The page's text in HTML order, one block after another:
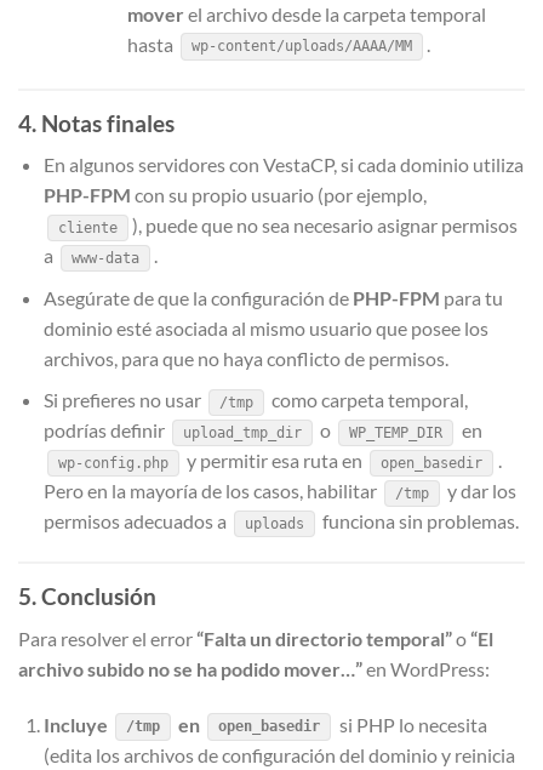
mover el archivo desde la carpeta temporal
hasta
wp-content/uploads/AAAA/MM
4. Notas finales
En algunos servidores con VestaCP, si cada dominio utiliza
PHP-FPM con su propio usuario (por ejemplo,
cliente
), puede que no sea necesario asignar permisos
a
www-data
.
Asegúrate de que la configuración de PHP-FPM para tu
dominio esté asociada al mismo usuario que posee los
archivos, para que no haya conflicto de permisos.
Si prefieres no usar
/tmp
como carpeta temporal,
podrías definir
upload_tmp_dir o WP_TEMP_DIR en
wp-config.php y permitir esa ruta en open_basedir
.
Pero en la mayoría de los casos, habilitar
/tmp
y dar los
permisos adecuados a
uploads funciona sin problemas.
5. Conclusión
Para resolver el error“Falta un directorio temporal”o“El
archivo subido no se ha podido mover…”en WordPress:
Incluye /tmp en open_basedir
si PHP lo necesita
(edita los archivos de configuración del dominio y reinicia